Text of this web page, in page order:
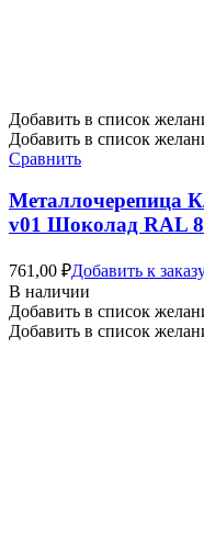
Добавить в список
Добавить в список
Сравнить
Металлочерепица
v01 Шоколад RAL
761,00 ₽Добавить к
В наличии
Добавить в список
Добавить в список